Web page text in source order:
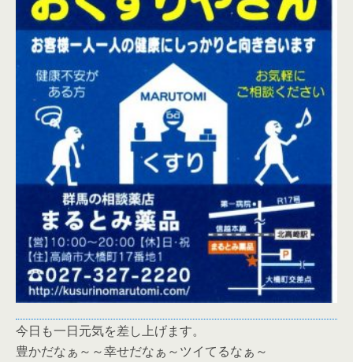
今日も一日元気を差し上げます。
豊かだなぁ～～幸せだなぁ～ツイてるなぁ～